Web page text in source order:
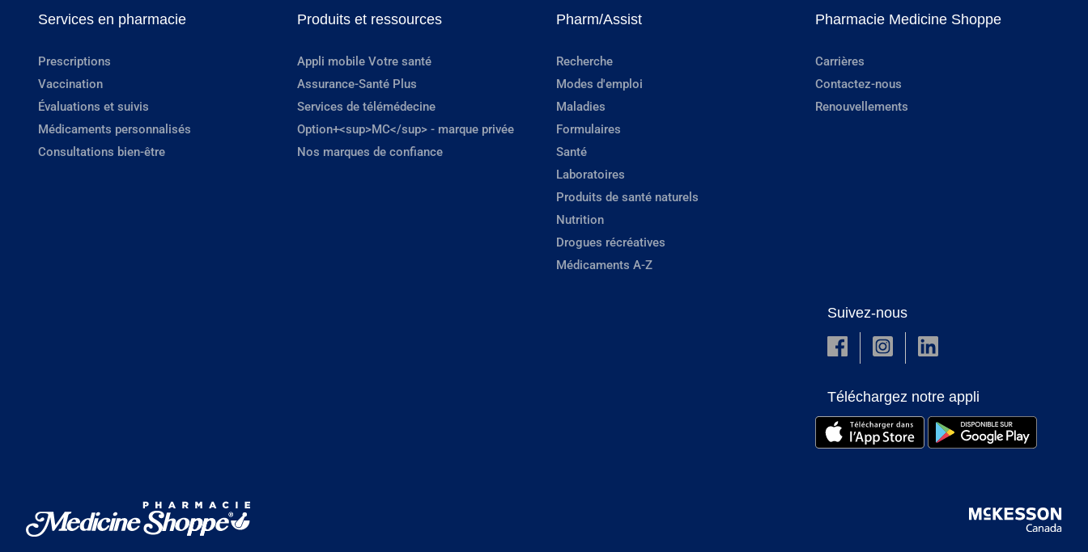
Services en pharmacie
Prescriptions
Vaccination
Évaluations et suivis
Médicaments personnalisés
Consultations bien-être
Produits et ressources
Appli mobile Votre santé
Assurance-Santé Plus
Services de télémédecine
Option+<sup>MC</sup> - marque privée
Nos marques de confiance
Pharm/Assist
Recherche
Modes d'emploi
Maladies
Formulaires
Santé
Laboratoires
Produits de santé naturels
Nutrition
Drogues récréatives
Médicaments A-Z
Pharmacie Medicine Shoppe
Carrières
Contactez-nous
Renouvellements
Suivez-nous
Téléchargez notre appli